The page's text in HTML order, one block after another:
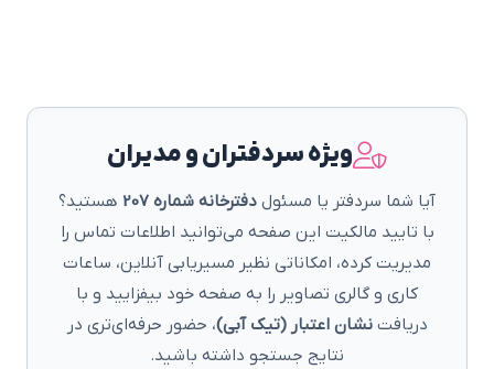
ویژه سردفتران و مدیران
آیا شما سردفتر یا مسئول دفترخانه شماره 207
هستید؟
با تایید مالکیت این صفحه می‌توانید اطلاعات تماس را
مدیریت کرده، امکاناتی نظیر مسیریابی آنلاین، ساعات
کاری و گالری تصاویر را به صفحه خود بیفزایید و با
دریافتنشان اعتبار (تیک آبی)، حضور حرفه‌ای‌تری در
نتایج جستجو داشته باشید.